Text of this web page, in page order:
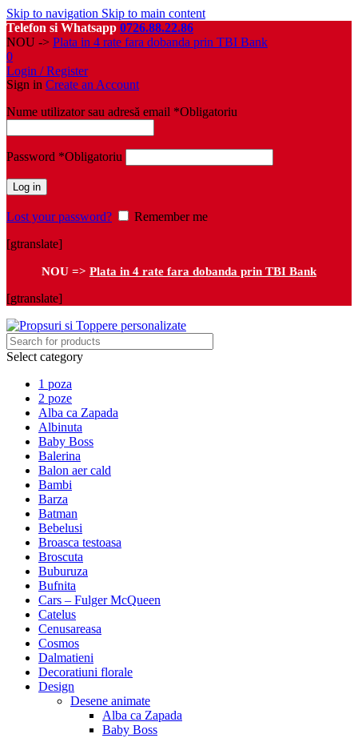
Skip to navigation Skip to main content
Telefon si Whatsapp 0726.88.22.86
NOU -> Plata in 4 rate fara dobanda prin TBI Bank
0
Login / Register
Sign in Create an Account
Nume utilizator sau adresă email *Obligatoriu
Password *Obligatoriu
Log in
Lost your password?
Remember me
[gtranslate]
NOU => Plata in 4 rate fara dobanda prin TBI Bank
[gtranslate]
Select category
1 poza
2 poze
Alba ca Zapada
Albinuta
Baby Boss
Balerina
Balon aer cald
Bambi
Barza
Batman
Bebelusi
Broasca testoasa
Broscuta
Buburuza
Bufnita
Cars – Fulger McQueen
Catelus
Cenusareasa
Cosmos
Dalmatieni
Decoratiuni florale
Design
Desene animate
Alba ca Zapada
Baby Boss